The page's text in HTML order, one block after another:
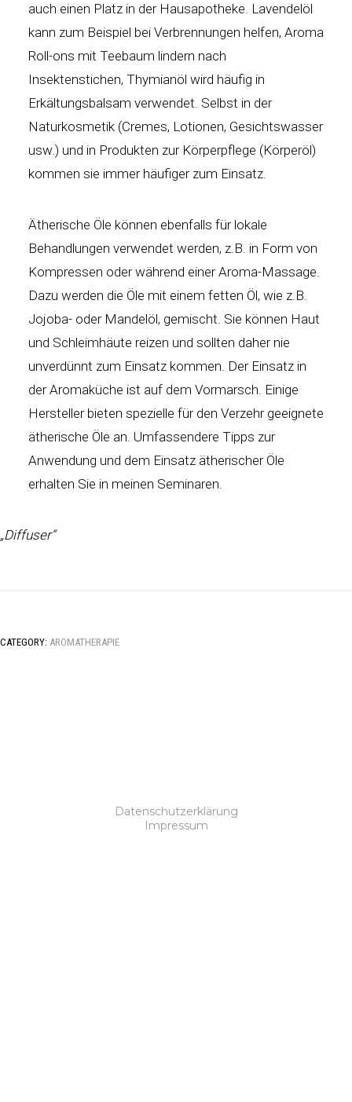
auch einen Platz in der Hausapotheke. Lavendelöl
kann zum Beispiel bei Verbrennungen helfen, Aroma
Roll-ons mit Teebaum lindern nach
Insektenstichen, Thymianöl wird häufig in
Erkältungsbalsam verwendet. Selbst in der
Naturkosmetik (Cremes, Lotionen, Gesichtswasser
usw.) und in Produkten zur Körperpflege (Körperöl)
kommen sie immer häufiger zum Einsatz.
Ätherische Öle können ebenfalls für lokale
Behandlungen verwendet werden, z.B. in Form von
Kompressen oder während einer Aroma-Massage.
Dazu werden die Öle mit einem fetten Öl, wie z.B.
Jojoba- oder Mandelöl, gemischt. Sie können Haut
und Schleimhäute reizen und sollten daher nie
unverdünnt zum Einsatz kommen. Der Einsatz in
der Aromaküche ist auf dem Vormarsch. Einige
Hersteller bieten spezielle für den Verzehr geeignete
ätherische Öle an. Umfassendere Tipps zur
Anwendung und dem Einsatz ätherischer Öle
erhalten Sie in meinen Seminaren.
„Diffuser“
CATEGORY: AROMATHERAPIE
Datenschutzerklärung
Impressum